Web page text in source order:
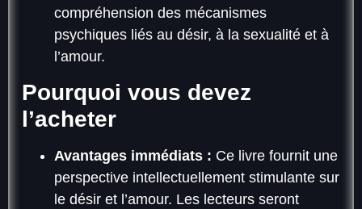
compréhension des mécanismes
psychiques liés au désir, à la sexualité et à
l’amour.
Pourquoi vous devez
l’acheter
Avantages immédiats : Ce livre fournit une
perspective intellectuellement stimulante sur
le désir et l’amour. Les lecteurs seront